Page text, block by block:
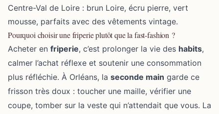
Centre-Val de Loire : brun Loire, écru pierre, vert
mousse, parfaits avec des vêtements vintage.
Pourquoi choisir une friperie plutôt que la fast-fashion ?
Acheter en friperie, c’est prolonger la vie des habits,
calmer l’achat réflexe et soutenir une consommation
plus réfléchie. À Orléans, la seconde main garde ce
frisson très doux : toucher une maille, vérifier une
coupe, tomber sur la veste qui n’attendait que vous. La